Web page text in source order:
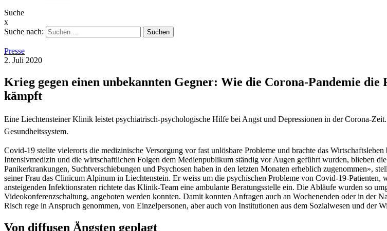
Suche
x
Suche nach:
Presse
2. Juli 2020
Krieg gegen einen unbekannten Gegner: Wie die Corona-Pandemie
kämpft
Eine Liechtensteiner Klinik leistet psychiatrisch-psychologische Hilfe bei Angst und Depressionen in der Corona-
Gesundheitssystem.
Covid-19 stellte vielerorts die medizinische Versorgung vor fast unlösbare Probleme und brachte das
Intensivmedizin und die wirtschaftlichen Folgen dem Medienpublikum ständig vor Augen geführt wurden, blieben
Panikerkrankungen, Suchtverschiebungen und Psychosen haben in den letzten Monaten erheblich zugenommen»,
seiner Frau das Clinicum Alpinum in Liechtenstein. Er weiss um die psychischen Probleme von Covid-19-Patienten,
ansteigenden Infektionsraten richtete das Klinik-Team eine ambulante Beratungsstelle ein. Die Abläufe wurden so
Videokonferenzschaltung, angeboten werden konnten. Damit konnten Anfragen auch an Wochenenden oder in der
Risch rege in Anspruch genommen, von Einzelpersonen, aber auch von Institutionen aus dem Sozialwesen und der
Von diffusen Ängsten geplagt